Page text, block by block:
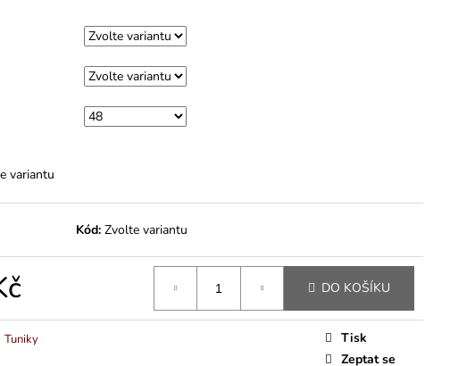
variantu
Kód: Zvolte variantu
DO KOŠÍKU
Tuniky
Tisk
Zeptat se